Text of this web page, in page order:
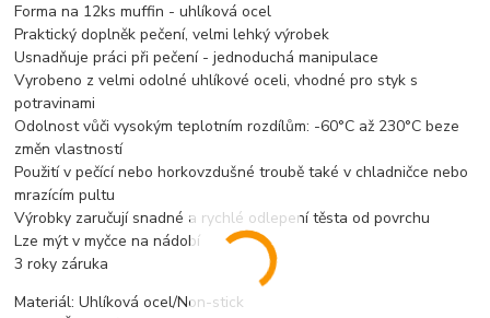
Forma na 12ks muffin - uhlíková ocel
Praktický doplněk pečení, velmi lehký výrobek
Usnadňuje práci při pečení - jednoduchá manipulace
Vyrobeno z velmi odolné uhlíkové oceli, vhodné pro styk s
potravinami
Odolnost vůči vysokým teplotním rozdílům: -60°C až 230°C beze
změn vlastností
Použití v pečící nebo horkovzdušné troubě také v chladničce nebo
mrazícím pultu
Výrobky zaručují snadné a rychlé odlepení těsta od povrchu
Lze mýt v myčce na nádobí
3 roky záruka
Materiál: Uhlíková ocel/Non-stick